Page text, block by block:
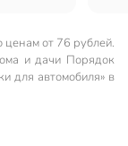
ценам от 76 рублей.
и дачи Порядок
для автомобиля» в